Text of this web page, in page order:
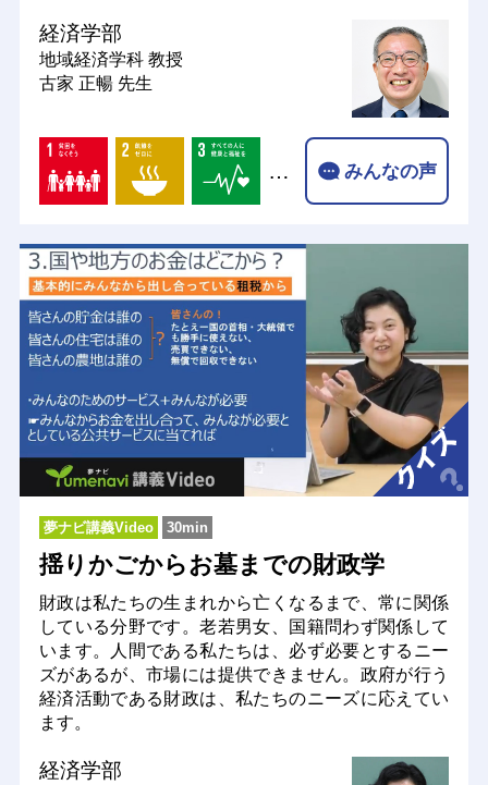
経済学部
地域経済学科 教授
古家 正暢 先生
… みんなの声
夢ナビ講義Video 30min
揺りかごからお墓までの財政学
財政は私たちの生まれから亡くなるまで、常に関係
している分野です。老若男女、国籍問わず関係して
います。人間である私たちは、必ず必要とするニー
ズがあるが、市場には提供できません。政府が行う
経済活動である財政は、私たちのニーズに応えてい
ます。
経済学部